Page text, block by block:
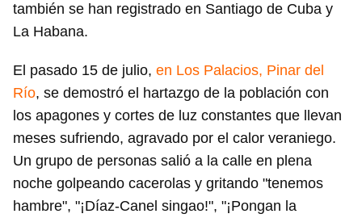
también se han registrado en Santiago de Cuba y
La Habana.
El pasado 15 de julio, en Los Palacios, Pinar del
Río, se demostró el hartazgo de la población con
los apagones y cortes de luz constantes que llevan
meses sufriendo, agravado por el calor veraniego.
Un grupo de personas salió a la calle en plena
noche golpeando cacerolas y gritando "tenemos
hambre", "¡Díaz-Canel singao!", "¡Pongan la